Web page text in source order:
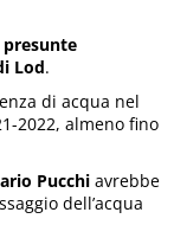
presunte
Lod.
di acqua nel
2022, almeno fino
Pucchi avrebbe
dell’acqua